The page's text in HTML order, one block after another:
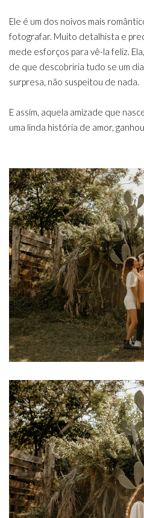
Ele é um dos noivos mais
fotografar. Muito detalhista e
mede esforços para vê-la feliz.
de que descobriria tudo se um
surpresa, não suspeitou de nada.
E assim, aquela amizade que
uma linda história de amor,